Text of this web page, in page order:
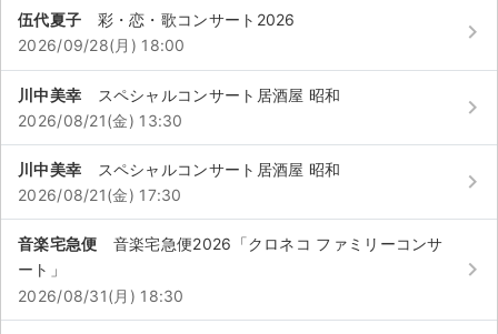
サイト情報
チケットジャム利用規約
プライバシーポリシー
特定商取引法に基づく表記
公演登録依頼
不正転売禁止法について
伍代夏子
彩・恋・歌コンサート2026
2026/09/28(月) 18:00
keyboard_arrow_right
川中美幸
スペシャルコンサート居酒屋 昭和
2026/08/21(金) 13:30
keyboard_arrow_right
川中美幸
スペシャルコンサート居酒屋 昭和
2026/08/21(金) 17:30
keyboard_arrow_right
音楽宅急便
音楽宅急便2026「クロネコ ファミリーコンサ
ート」
2026/08/31(月) 18:30
keyboard_arrow_right